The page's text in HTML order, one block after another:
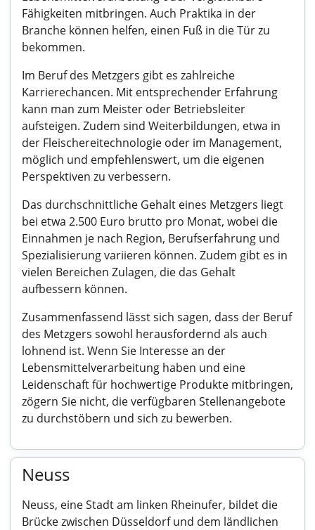
Fähigkeiten mitbringen. Auch Praktika in der
Branche können helfen, einen Fuß in die Tür zu
bekommen.
Im Beruf des Metzgers gibt es zahlreiche
Karrierechancen. Mit entsprechender Erfahrung
kann man zum Meister oder Betriebsleiter
aufsteigen. Zudem sind Weiterbildungen, etwa in
der Fleischereitechnologie oder im Management,
möglich und empfehlenswert, um die eigenen
Perspektiven zu verbessern.
Das durchschnittliche Gehalt eines Metzgers liegt
bei etwa 2.500 Euro brutto pro Monat, wobei die
Einnahmen je nach Region, Berufserfahrung und
Spezialisierung variieren können. Zudem gibt es in
vielen Bereichen Zulagen, die das Gehalt
aufbessern können.
Zusammenfassend lässt sich sagen, dass der Beruf
des Metzgers sowohl herausfordernd als auch
lohnend ist. Wenn Sie Interesse an der
Lebensmittelverarbeitung haben und eine
Leidenschaft für hochwertige Produkte mitbringen,
zögern Sie nicht, die verfügbaren Stellenangebote
zu durchstöbern und sich zu bewerben.
Neuss
Neuss, eine Stadt am linken Rheinufer, bildet die
Brücke zwischen Düsseldorf und dem ländlichen